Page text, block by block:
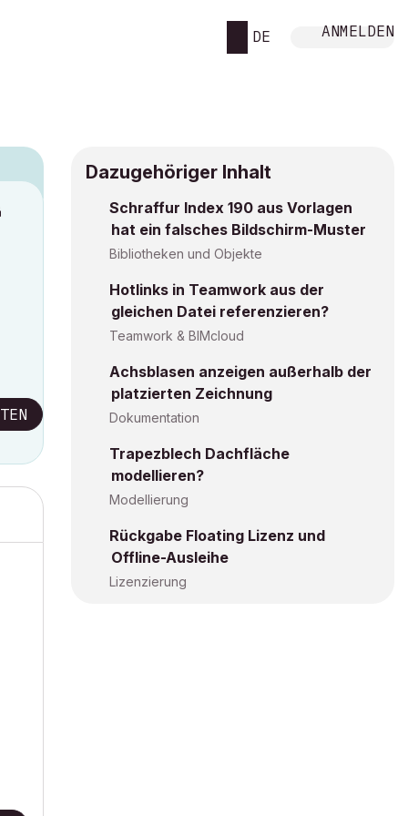
DE ANMELDEN
Dazugehöriger Inhalt
Schraffur Index 190 aus Vorlagen
hat ein falsches Bildschirm-Muster
Bibliotheken und Objekte
Hotlinks in Teamwork aus der
gleichen Datei referenzieren?
Teamwork & BIMcloud
Achsblasen anzeigen außerhalb der
platzierten Zeichnung
Dokumentation
Trapezblech Dachfläche
modellieren?
Modellierung
Rückgabe Floating Lizenz und
Offline-Ausleihe
Lizenzierung